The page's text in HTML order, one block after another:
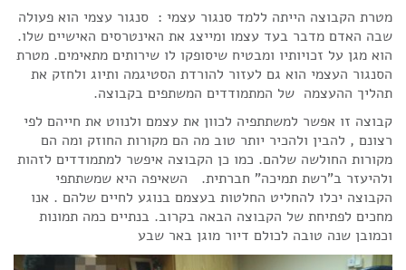
מטרת הקבוצה הייתה ללמד סנגור עצמי : סנגור עצמי הוא פעולה
שבה האדם מדבר בעד עצמו ומייצג את האינטרסים האישיים שלו.
הוא מגן על זכויותיו ומבטיח שיסופקו לו שירותים מתאימים. מטרת
הסנגור העצמי הוא גם לעזור להורדת הסטיגמה ותיוג ולחזק את
תהליך ההעצמה של המתמודדים המשתפים בקבוצה.
קבוצה זו אפשר למשתתפיה לכוון את עצמם ולנווט את חייהם לפי
רצונם , להבין ולהכיר יותר טוב מה הם מקורות החוזק ומה הם
מקורות החולשה שלהם. כמו כן הקבוצה איפשר למתמודדים לזהות
ולהיעזר ב"רשת תמיכה" חברתית. השאיפה היא שמשתתפי
הקבוצה יכלו להחליט החלטות בעצמם בנוגע לחיים שלהם . אנו
מחכים לפתיחת של הקבוצה הבאה בקרוב. בנתיים כמה תמונות
וכמובן שנה טובה לכולם דיור מוגן באר שבע